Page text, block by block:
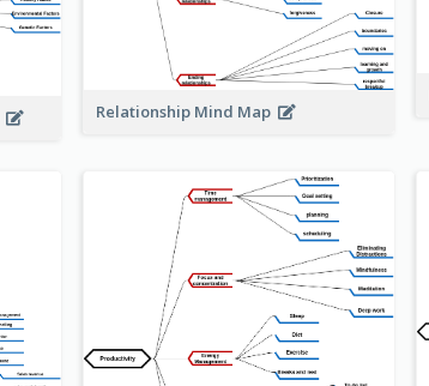
Relationship Mind Map